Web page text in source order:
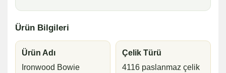
Ürün Bilgileri
Ürün Adı
Ironwood Bowie
Çelik Türü
4116 paslanmaz çelik